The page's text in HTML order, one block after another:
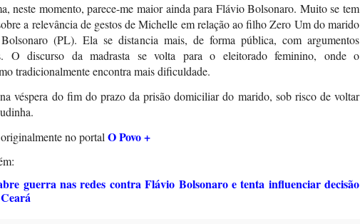
neste momento, parece-me maior ainda para Flávio Bolsonaro. Muito se tem
a relevância de gestos de Michelle em relação ao filho Zero Um do marido
(PL). Ela se distancia mais, de forma pública, com argumentos
O discurso da madrasta se volta para o eleitorado feminino, onde o
tradicionalmente encontra mais dificuldade.
véspera do fim do prazo da prisão domiciliar do marido, sob risco de voltar
no portalO Povo +
guerra nas redes contra Flávio Bolsonaro e tenta influenciar decisão